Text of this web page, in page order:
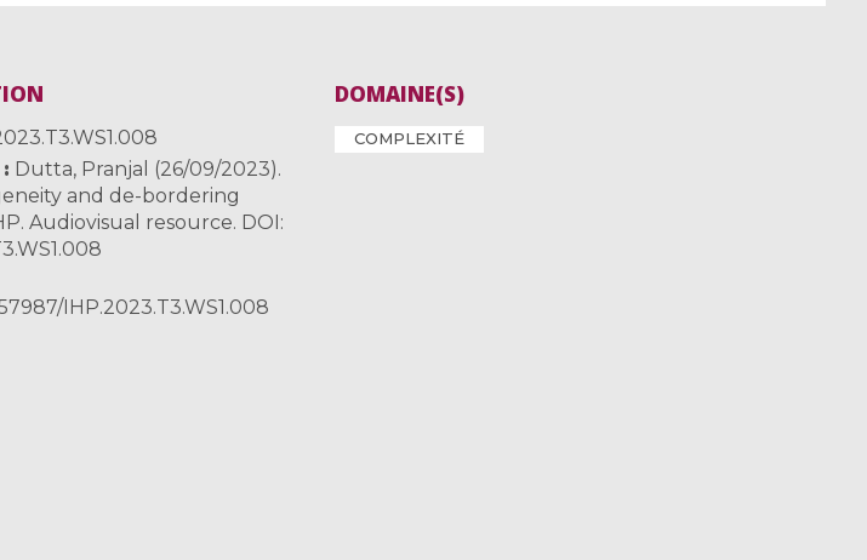
Dutta, Pranjal (26/09/2023).
and de-bordering
Audiovisual resource. DOI:
IHP.2023.T3.WS1.008
DOMAINE(S)
COMPLEXITÉ